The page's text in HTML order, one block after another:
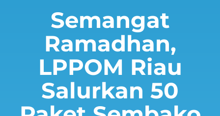
Semangat
Ramadhan,
LPPOM Riau
Salurkan 50